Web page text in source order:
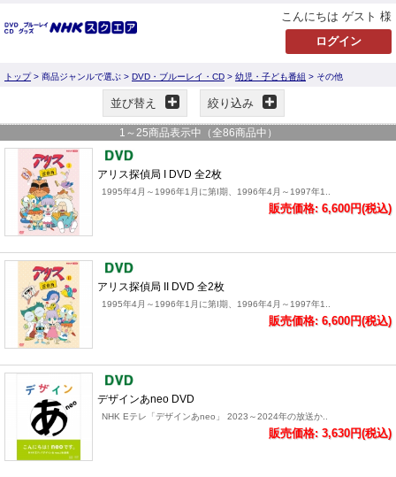
こんにちは ゲスト 様
トップ> 商品ジャンルで選ぶ > DVD・ブルーレイ・CD > 幼児・子ども番組 > その他
並び替え 絞り込み
1 ～ 25商品表示中（全86商品中）
アリス探偵局 I DVD 全2枚
1995年4月～1996年1月に第I期、1996年4月～1997年1..
販売価格: 6,600円(税込)
アリス探偵局 II DVD 全2枚
1995年4月～1996年1月に第I期、1996年4月～1997年1..
販売価格: 6,600円(税込)
デザインあneo DVD
NHK Eテレ「デザインあneo」 2023～2024年の放送か..
販売価格: 3,630円(税込)